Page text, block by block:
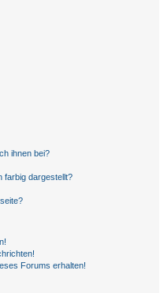
ihnen bei?
farbig dargestellt?
Forums erhalten!